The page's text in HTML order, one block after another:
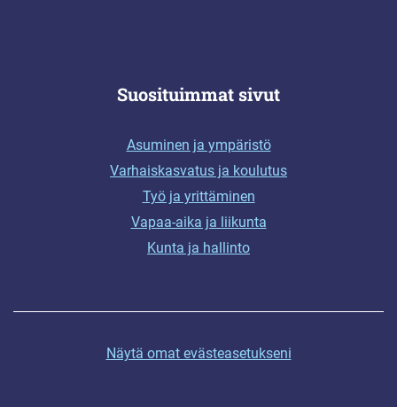
Suosituimmat sivut
Asuminen ja ympäristö
Varhaiskasvatus ja koulutus
Työ ja yrittäminen
Vapaa-aika ja liikunta
Kunta ja hallinto
Näytä omat evästeasetukseni